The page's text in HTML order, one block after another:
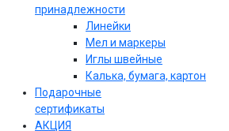
принадлежности
Линейки
Мел и маркеры
Иглы швейные
Калька, бумага, картон
Подарочные
сертификаты
АКЦИЯ